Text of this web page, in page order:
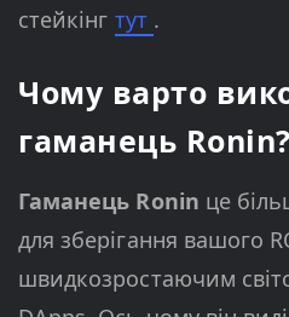
стейкінг тут .
Чому варто
гаманець Ronin?
Гаманець Ronin це
для зберігання вашого
швидкозростаючим